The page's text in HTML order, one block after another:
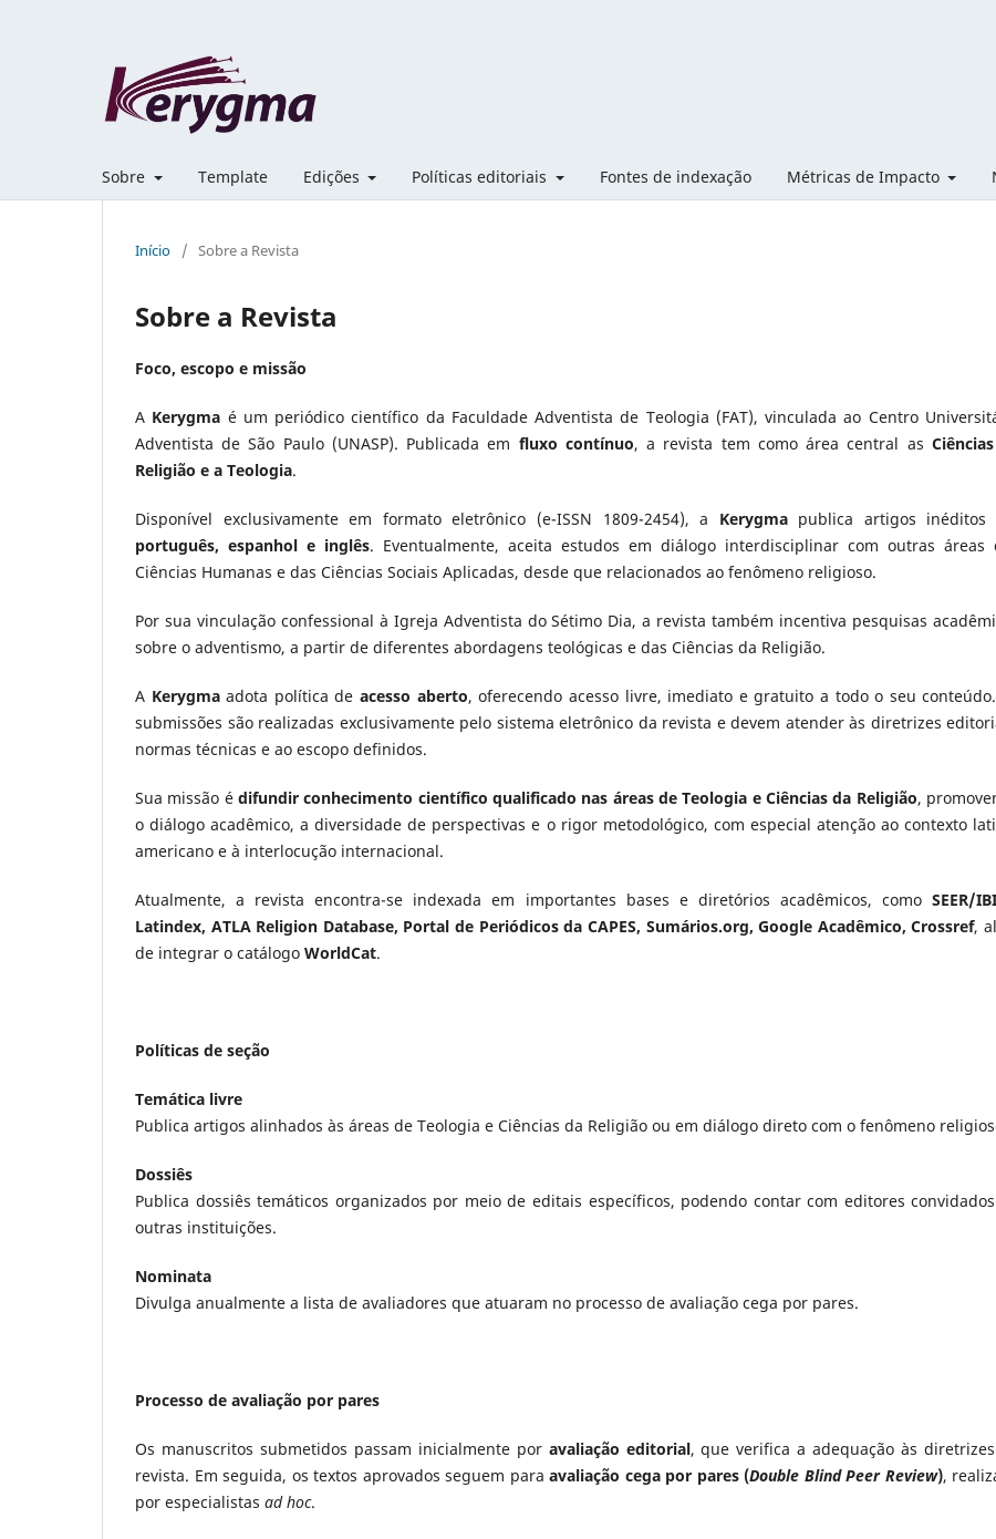
Sobre Template Edições Políticas editoriais Fontes de indexação Métricas de Impacto
Início / Sobre a Revista
Sobre a Revista
Foco, escopo e missão
A Kerygma é um periódico científico da Faculdade Adventista de Teologia (FAT), vinculada ao Centro
Adventista de São Paulo (UNASP). Publicada em fluxo contínuo, a revista tem como área central as
Religião e a Teologia.
Disponível exclusivamente em formato eletrônico (e-ISSN 1809-2454), a Kerygmapublica artigos inéditos
português, espanhol e inglês. Eventualmente, aceita estudos em diálogo interdisciplinar com outras áreas
Ciências Humanas e das Ciências Sociais Aplicadas, desde que relacionados ao fenômeno religioso.
Por sua vinculação confessional à Igreja Adventista do Sétimo Dia, a revista também incentiva pesquisas
sobre o adventismo, a partir de diferentes abordagens teológicas e das Ciências da Religião.
A Kerygmaadota política deacesso aberto, oferecendo acesso livre, imediato e gratuito a todo o seu
submissões são realizadas exclusivamente pelo sistema eletrônico da revista e devem atender às diretrizes
normas técnicas e ao escopo definidos.
Sua missão é difundir conhecimento científico qualificado nas áreas de Teologia e Ciências da Religião,
o diálogo acadêmico, a diversidade de perspectivas e o rigor metodológico, com especial atenção ao contexto
americano e à interlocução internacional.
Atualmente, a revista encontra-se indexada em importantes bases e diretórios acadêmicos, como SEER/
Latindex, ATLA Religion Database, Portal de Periódicos da CAPES, Sumários.org, Google Acadêmico, Crossref,
de integrar o catálogo WorldCat.
Políticas de seção
Temática livre
Publica artigos alinhados às áreas de Teologia e Ciências da Religião ou em diálogo direto com o fenômeno
Dossiês
Publica dossiês temáticos organizados por meio de editais específicos, podendo contar com editores
outras instituições.
Nominata
Divulga anualmente a lista de avaliadores que atuaram no processo de avaliação cega por pares.
Processo de avaliação por pares
Os manuscritos submetidos passam inicialmente por avaliação editorial, que verifica a adequação às
revista. Em seguida, os textos aprovados seguem para avaliação cega por pares (Double Blind Peer Review),
por especialistas ad hoc.